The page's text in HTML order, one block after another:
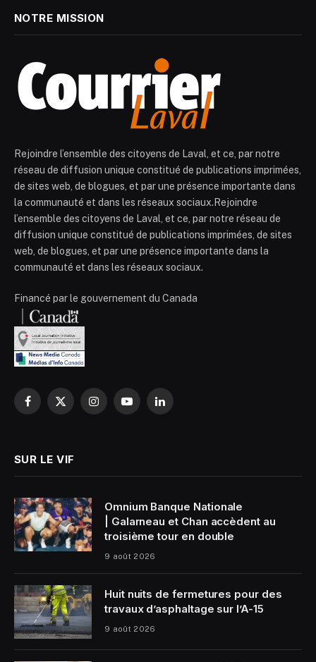
NOTRE MISSION
Rejoindre l’ensemble des citoyens de Laval, et ce, par notre
réseau de diffusion unique constitué de publications imprimées,
de sites web, de blogues, et par une présence importante dans
la communauté et dans les réseaux sociaux.Rejoindre
l’ensemble des citoyens de Laval, et ce, par notre réseau de
diffusion unique constitué de publications imprimées, de sites
web, de blogues, et par une présence importante dans la
communauté et dans les réseaux sociaux.
Financé par le gouvernement du Canada
Facebook
X
InstagramYouTubeLinkedIn
SUR LE VIF
Omnium Banque Nationale
| Galarneau et Chan accèdent au
troisième tour en double
9 août 2026
Huit nuits de fermetures pour des
travaux d’asphaltage sur l’A-15
9 août 2026